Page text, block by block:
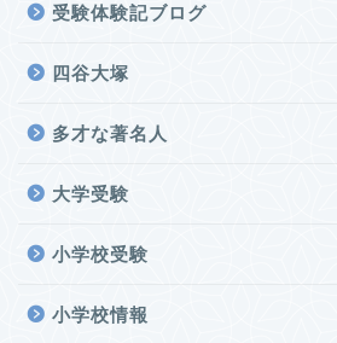
受験体験記ブログ
四谷大塚
多才な著名人
大学受験
小学校受験
小学校情報